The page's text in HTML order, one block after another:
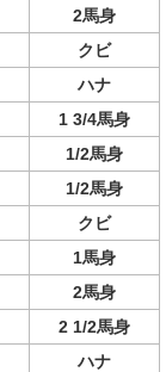
2馬身
クビ
ハナ
1 3/4馬身
1/2馬身
1/2馬身
クビ
1馬身
2馬身
2 1/2馬身
ハナ